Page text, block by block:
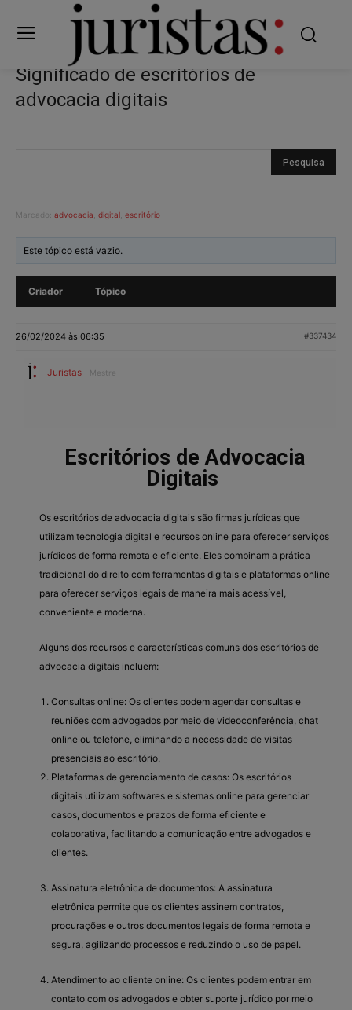
Significado de escritórios de
advocacia digitais
Marcado: advocacia digital escritório
Este tópico está vazio.
Criador Tópico
26/02/2024 às 06:35 #337434
Juristas Mestre
Escritórios de Advocacia
Digitais
Os escritórios de advocacia digitais são firmas jurídicas que
utilizam tecnologia digital e recursos online para oferecer serviços
jurídicos de forma remota e eficiente. Eles combinam a prática
tradicional do direito com ferramentas digitais e plataformas online
para oferecer serviços legais de maneira mais acessível,
conveniente e moderna.
Alguns dos recursos e características comuns dos escritórios de
advocacia digitais incluem:
Consultas online: Os clientes podem agendar consultas e
reuniões com advogados por meio de videoconferência, chat
online ou telefone, eliminando a necessidade de visitas
presenciais ao escritório.
Plataformas de gerenciamento de casos: Os escritórios
digitais utilizam softwares e sistemas online para gerenciar
casos, documentos e prazos de forma eficiente e
colaborativa, facilitando a comunicação entre advogados e
clientes.
Assinatura eletrônica de documentos: A assinatura
eletrônica permite que os clientes assinem contratos,
procurações e outros documentos legais de forma remota e
segura, agilizando processos e reduzindo o uso de papel.
Atendimento ao cliente online: Os clientes podem entrar em
contato com os advogados e obter suporte jurídico por meio